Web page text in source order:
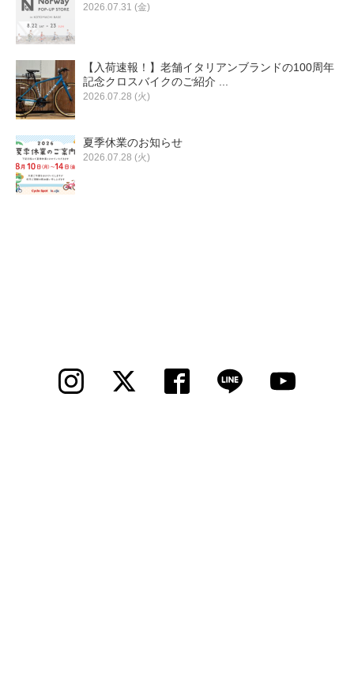
2026.07.31 (金)
【入荷速報！】老舗イタリアンブランドの100周年
記念クロスバイクのご紹介 ...
2026.07.28 (火)
夏季休業のお知らせ
2026.07.28 (火)